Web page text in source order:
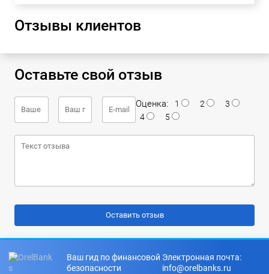
Отзывы клиентов
Оставьте свой отзыв
Оценка: 1 2
3
4
5
Ваш гид по финансовой
безопасности
Электронная почта:
info@orelbanks.ru